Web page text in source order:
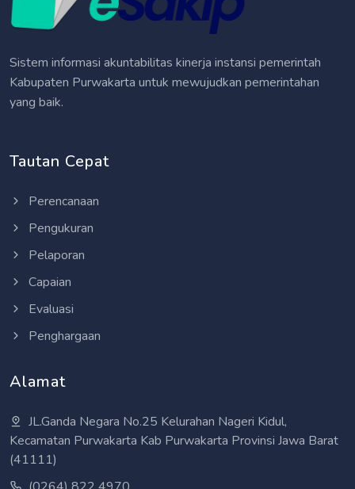
Sistem informasi akuntabilitas kinerja instansi pemerintah
Kabupaten Purwakarta untuk mewujudkan pemerintahan
yang baik.
Tautan Cepat
Perencanaan
Pengukuran
Pelaporan
Capaian
Evaluasi
Penghargaan
Alamat
JL.Ganda Negara No.25 Kelurahan Nageri Kidul,
Kecamatan Purwakarta Kab Purwakarta Provinsi Jawa Barat
(41111)